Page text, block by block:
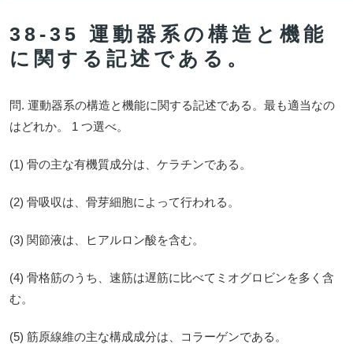
38-35 運動器系の構造と機能
に関する記述である。
問. 運動器系の構造と機能に関する記述である。最も適当なの
はどれか。 1 つ選べ。
(1) 骨の主な有機質成分は、ケラチンである。
(2) 骨吸収は、骨芽細胞によって行われる。
(3) 関節液は、ヒアルロン酸を含む。
(4) 骨格筋のうち、速筋は遅筋に比べてミオグロビンを多く含
む。
(5) 筋原線維の主な構成成分は、コラーゲンである。